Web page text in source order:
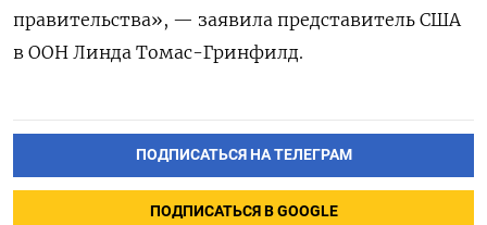
правительства», — заявила представитель США
в ООН Линда Томас-Гринфилд.
ПОДПИСАТЬСЯ НА ТЕЛЕГРАМ
ПОДПИСАТЬСЯ В GOOGLE